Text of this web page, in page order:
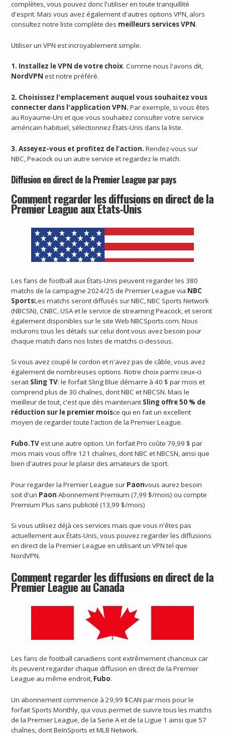
complètes, vous pouvez donc l'utiliser en toute tranquillité
d'esprit. Mais vous avez également d'autres options VPN, alors
consultez notre liste complète des meilleurs services VPN.
Utiliser un VPN est incroyablement simple.
1. Installez le VPN de votre choix. Comme nous l'avons dit,
NordVPN est notre préféré.
2. Choisissez l'emplacement auquel vous souhaitez vous
connecter dans l'application VPN.Par exemple, si vous êtes
au Royaume-Uni et que vous souhaitez consulter votre service
américain habituel, sélectionnez États-Unis dans la liste.
3. Asseyez-vous et profitez de l’action.Rendez-vous sur
NBC, Peacock ou un autre service et regardez le match.
Diffusion en direct de la Premier League par pays
Comment regarder les diffusions en direct de la
Premier League aux États-Unis
Les fans de football aux États-Unis peuvent regarder les 380
matchs de la campagne 2024/25 de Premier League via NBC
SportsLes matchs seront diffusés sur NBC, NBC Sports Network
(NBCSN), CNBC, USA et le service de streaming Peacock, et seront
également disponibles sur le site Web NBCSports.com. Nous
inclurons tous les détails sur celui dont vous avez besoin pour
chaque match dans nos listes de matchs ci-dessous.
Si vous avez coupé le cordon et n'avez pas de câble, vous avez
également de nombreuses options. Notre choix parmi ceux-ci
serait Sling TV: le forfait Sling Blue démarre à 40 $ par mois et
comprend plus de 30 chaînes, dont NBC et NBCSN. Mais le
meilleur de tout, c'est que dès maintenant Sling offre 50 % de
réduction sur le premier moisce qui en fait un excellent
moyen de regarder toute l'action de la Premier League.
Fubo.TVest une autre option. Un forfait Pro coûte 79,99 $ par
mois mais vous offre 121 chaînes, dont NBC et NBCSN, ainsi que
bien d'autres pour le plaisir des amateurs de sport.
Pour regarder la Premier League sur Paonvous aurez besoin
soit d'un Paon Abonnement Premium (7,99 $/mois) ou compte
Premium Plus sans publicité (13,99 $/mois)
Si vous utilisez déjà ces services mais que vous n'êtes pas
actuellement aux États-Unis, vous pouvez regarder les diffusions
en direct de la Premier League en utilisant un VPN tel que
NordVPN.
Comment regarder les diffusions en direct de la
Premier League au Canada
Les fans de football canadiens sont extrêmement chanceux car
ils peuvent regarder chaque diffusion en direct de la Premier
League au même endroit, Fubo.
Un abonnement commence à 29,99 $CAN par mois pour le
forfait Sports Monthly, qui vous permet de suivre tous les matchs
de la Premier League, de la Serie A et de la Ligue 1 ainsi que 57
chaînes, dont BeInSports et MLB Network.